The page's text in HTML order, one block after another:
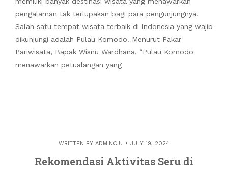
pengalaman tak terlupakan bagi para pengunjungnya.
Salah satu tempat wisata terbaik di Indonesia yang wajib
dikunjungi adalah Pulau Komodo. Menurut Pakar
Pariwisata, Bapak Wisnu Wardhana, “Pulau Komodo
menawarkan petualangan yang
WRITTEN BY ADMINCIU JULY 19, 2024
Rekomendasi Aktivitas Seru di